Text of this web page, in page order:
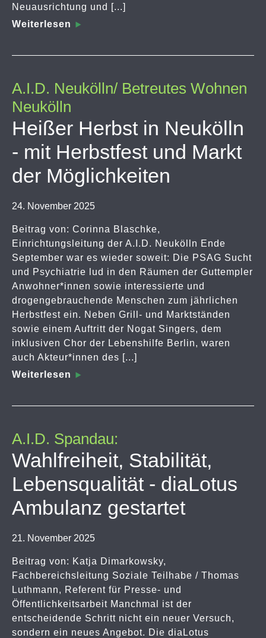
Neuausrichtung und [...]
Weiterlesen
A.I.D. Neukölln/ Betreutes Wohnen
Neukölln
Heißer Herbst in Neukölln
- mit Herbstfest und Markt
der Möglichkeiten
24. November 2025
Beitrag von: Corinna Blaschke,
Einrichtungsleitung der A.I.D. Neukölln Ende
September war es wieder soweit: Die PSAG Sucht
und Psychiatrie lud in den Räumen der Guttempler
Anwohner*innen sowie interessierte und
drogengebrauchende Menschen zum jährlichen
Herbstfest ein. Neben Grill- und Marktständen
sowie einem Auftritt der Nogat Singers, dem
inklusiven Chor der Lebenshilfe Berlin, waren
auch Akteur*innen des [...]
Weiterlesen
A.I.D. Spandau:
Wahlfreiheit, Stabilität,
Lebensqualität - diaLotus
Ambulanz gestartet
21. November 2025
Beitrag von: Katja Dimarkowsky,
Fachbereichsleitung Soziale Teilhabe / Thomas
Luthmann, Referent für Presse- und
Öffentlichkeitsarbeit Manchmal ist der
entscheidende Schritt nicht ein neuer Versuch,
sondern ein neues Angebot. Die diaLotus